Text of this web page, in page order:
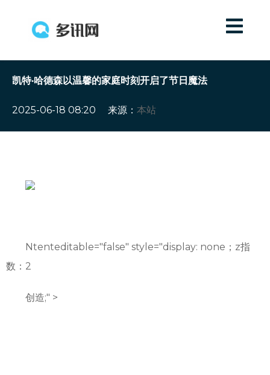
凯特·哈德森以温馨的家庭时刻开启了节日魔法
2025-06-18 08:20 来源： 本站
Ntenteditable="false" style="display: none；z指
数：2
创造;" >